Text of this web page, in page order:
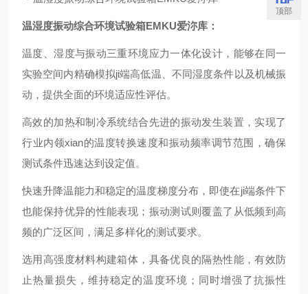
温湿度振动综合环境试验箱EMKU爱沵库 ：
温度、湿度与振动三重环境应力一体化设计，能够在同一
实验空间内精确模拟ji端高低温、不同湿度条件以及机械振
动，提供全面的环境适应性评估。
高效的加热和制冷系统结合先进的振动发生装置，实现了
行业内领xian的温度转换速度和振动频率调节范围，确保
测试条件迅速达到设定值。
快速升降温能力和稳定的温度梯度分布，即使在ji端条件下
也能保持优异的性能表现；振动测试则覆盖了从低频到高
频的广泛区间，满足多样化的测试要求。
选用高强度材料构建箱体，具备优良的隔热性能，有效防
止热量损失，维持稳定的温度环境；同时增强了抗振性
顶部